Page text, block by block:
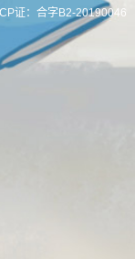
ICP证：合字B2-20190046